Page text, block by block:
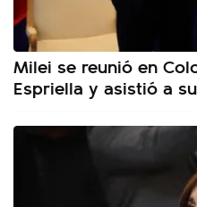
Milei se reunió en
Espriella y asistió a